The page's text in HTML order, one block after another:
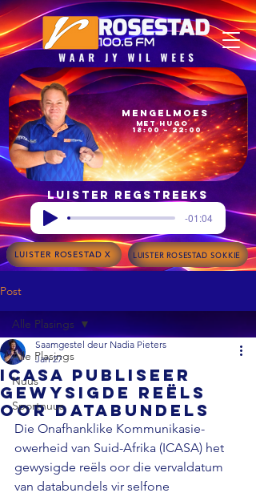
18:00 – 22:00
met Hugo
Mengelmoes
Luister regstreeks
-01:04
LUISTER ROSESTAD X LUISTER ROSESTAD SOKKIE
Post
Alle Plasings
Nuus
Sportnuus
Alle Plasings
ICASA publiseer
gewysigde reëls
oor databundels
Saamgestel deur Nadia Pieters
Jan 27
Die Onafhanklike Kommunikasie-
owerheid van Suid-Afrika (ICASA) het
gewysigde reëls oor die vervaldatum
van databundels vir selfone